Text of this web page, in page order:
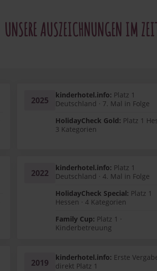
UNSERE AUSZEICHNUNGEN IM
2025 kinderhotel.info: Platz 1
Deutschland · 7. Mal in Folge
HolidayCheck Gold: Platz 1
3 Kategorien
2022 kinderhotel.info: Platz 1
Deutschland · 4. Mal in Folge
HolidayCheck Special: Platz 1
Hessen · 4 Kategorien
Family Cup: Platz 1 ·
Kinderbetreuung
2019 kinderhotel.info: Erste
direkt Platz 1